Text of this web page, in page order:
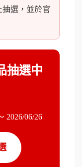
選，並於官
抽選中
2026/06/26